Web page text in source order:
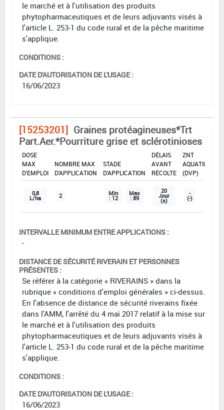
le marché et à l'utilisation des produits
phytopharmaceutiques et de leurs adjuvants visés à
l'article L. 253-1 du code rural et de la pêche maritime
s'applique.
CONDITIONS :
DATE D'AUTORISATION DE L'USAGE :
16/06/2023
[15253201] Graines protéagineuses*Trt
Part.Aer.*Pourriture grise et sclérotinioses
DOSE
MAX
D'EMPLOI
NOMBRE MAX
D'APPLICATION
STADE
D'APPLICATION
DÉLAIS
AVANT
RÉCOLTE
ZNT
AQUATIQUE
(DVP)
0,8
L/ha 2 Min
: 12
Max
: 89
20
Jour
(s)
-
(-)
INTERVALLE MINIMUM ENTRE APPLICATIONS :
-
DISTANCE DE SÉCURITÉ RIVERAIN ET PERSONNES
PRÉSENTES :
Se référer à la catégorie « RIVERAINS » dans la
rubrique « conditions d'emploi générales » ci-dessus.
En l'absence de distance de sécurité riverains fixée
dans l'AMM, l'arrêté du 4 mai 2017 relatif à la mise sur
le marché et à l'utilisation des produits
phytopharmaceutiques et de leurs adjuvants visés à
l'article L. 253-1 du code rural et de la pêche maritime
s'applique.
CONDITIONS :
DATE D'AUTORISATION DE L'USAGE :
16/06/2023